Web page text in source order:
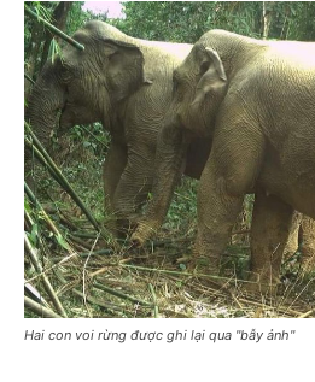
Hai con voi rừng được ghi lại qua "bẫy ảnh"